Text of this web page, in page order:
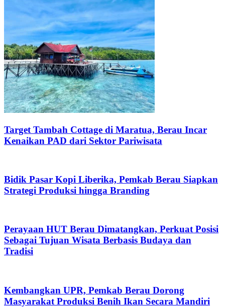
Target Tambah Cottage di Maratua, Berau Incar
Kenaikan PAD dari Sektor Pariwisata
Bidik Pasar Kopi Liberika, Pemkab Berau Siapkan
Strategi Produksi hingga Branding
Perayaan HUT Berau Dimatangkan, Perkuat Posisi
Sebagai Tujuan Wisata Berbasis Budaya dan
Tradisi
Kembangkan UPR, Pemkab Berau Dorong
Masyarakat Produksi Benih Ikan Secara Mandiri